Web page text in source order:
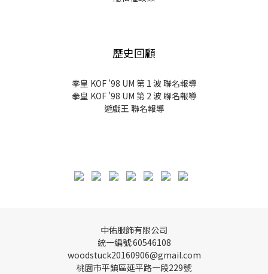
歷史回顧
拳皇 KOF '98 UM 第 1 波 聯名報導
拳皇 KOF '98 UM 第 2 波 聯名報導
遊戲王 聯名報導
中佑服飾有限公司
統一編號:60546108
woodstuck20160906@gmail.com
桃園市平鎮區延平路一段229號